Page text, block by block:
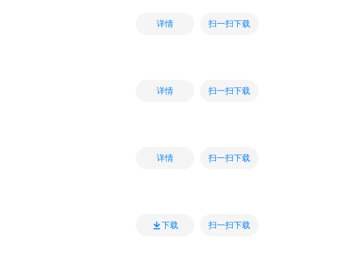
详情 扫一扫下载
详情 扫一扫下载
详情 扫一扫下载
下载 扫一扫下载